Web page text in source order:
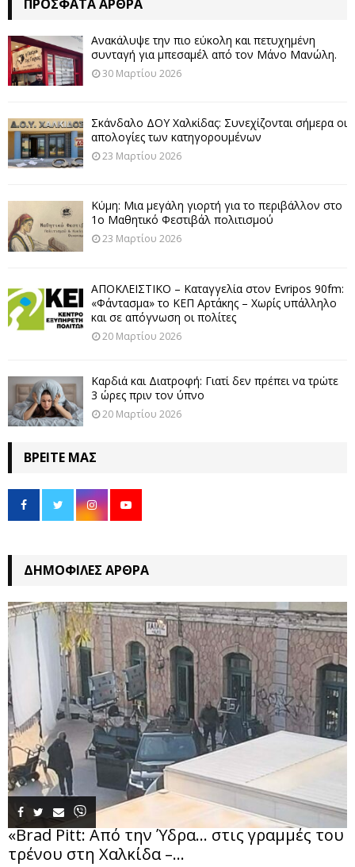
ΠΡΌΣΦΑΤΑ ΆΡΘΡΑ
Ανακάλυψε την πιο εύκολη και πετυχημένη
συνταγή για μπεσαμέλ από τον Μάνο Μανώλη.
30 Μαρτίου 2026
Σκάνδαλο ΔΟΥ Χαλκίδας: Συνεχίζονται σήμερα οι
απολογίες των κατηγορουμένων
23 Μαρτίου 2026
Κύμη: Μια μεγάλη γιορτή για το περιβάλλον στο
1ο Μαθητικό Φεστιβάλ πολιτισμού
23 Μαρτίου 2026
ΑΠΟΚΛΕΙΣΤΙΚΟ – Καταγγελία στον Evripos 90fm:
«Φάντασμα» το ΚΕΠ Αρτάκης – Χωρίς υπάλληλο
και σε απόγνωση οι πολίτες
20 Μαρτίου 2026
Καρδιά και Διατροφή: Γιατί δεν πρέπει να τρώτε
3 ώρες πριν τον ύπνο
20 Μαρτίου 2026
ΒΡΕΊΤΕ ΜΑΣ
ΔΗΜΟΦΙΛΈΣ ΆΡΘΡΑ
«Brad Pitt: Από την Ύδρα… στις γραμμές του
τρένου στη Χαλκίδα –...